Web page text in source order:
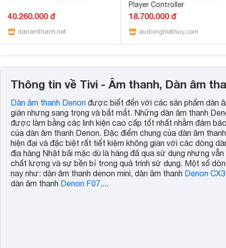
40.260.000 đ
danamthanh.net
Player Controller
18.700.000 đ
audionghiathuy.com
Thông tin về Tivi - Âm thanh, Dàn âm
Dàn âm thanh Denon được biết đến với các sản phẩm dàn
giản nhưng sang trọng và bắt mắt. Những dàn âm thanh
được làm bằng các linh kiện cao cấp tốt nhất nhằm đảm
của dàn âm thanh Denon. Đặc điểm chung của dàn âm
hiện đại và đặc biệt rất tiết kiệm không gian với các dòng
địa hàng Nhật bãi mặc dù là hàng đã qua sử dụng nhưng
chất lượng và sự bền bỉ trong quá trính sử dụng. Một số
nay như: dàn âm thanh denon mini, dàn âm thanh Denon CX3
dàn âm thanh Denon F07....